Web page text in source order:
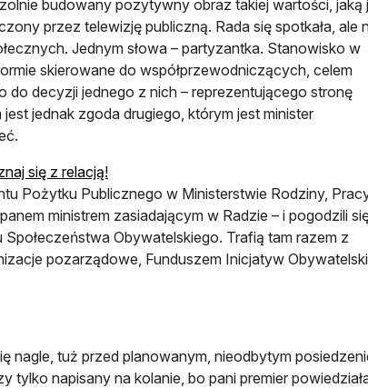
budowany pozytywny obraz takiej wartości, jaką
przez telewizję publiczną. Rada się spotkała, ale
Jednym słowa – partyzantka. Stanowisko w
skierowane do współprzewodniczących, celem
do decyzji jednego z nich – reprezentującego stronę
jednak zgoda drugiego, którym jest minister
się z relacją!otwiera się w nowej karcie
Pożytku Publicznego w Ministerstwie Rodziny,
ministrem zasiadającym w Radzie – i pogodzili
Obywatelskiego. Trafią tam razem z
pozarządowe, Funduszem Inicjatyw
nagle, tuż przed planowanym, nieodbytym
tylko napisany na kolanie, bo pani premier